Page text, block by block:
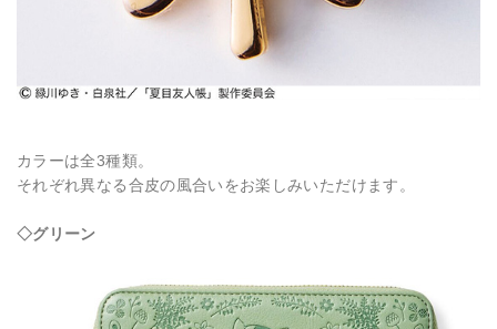
カラーは全3種類。
それぞれ異なる合皮の風合いをお楽しみいただけます。
◇グリーン